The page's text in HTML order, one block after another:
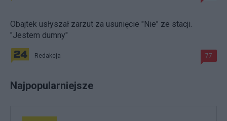
Obajtek usłyszał zarzut za usunięcie "Nie" ze stacji.
"Jestem dumny"
Redakcja 77
Najpopularniejsze